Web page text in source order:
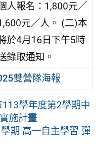
人報名：1,800元／
元／人。 (二)本
於4月16日下午5時
錄取通知。
雙營隊海報
113學年度第2學期中
施計畫
期 高一自主學習 彈